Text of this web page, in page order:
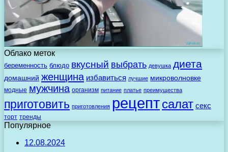
Облако меток
беременность блюдо вкусный выбрать девушка диета
домашний женщина избавиться лучшие микроволновке
модные мужчина организм питание платье преимущества
приготовить приготовления рецептсалат секс
торт тренды
Популярное
12.08.2024